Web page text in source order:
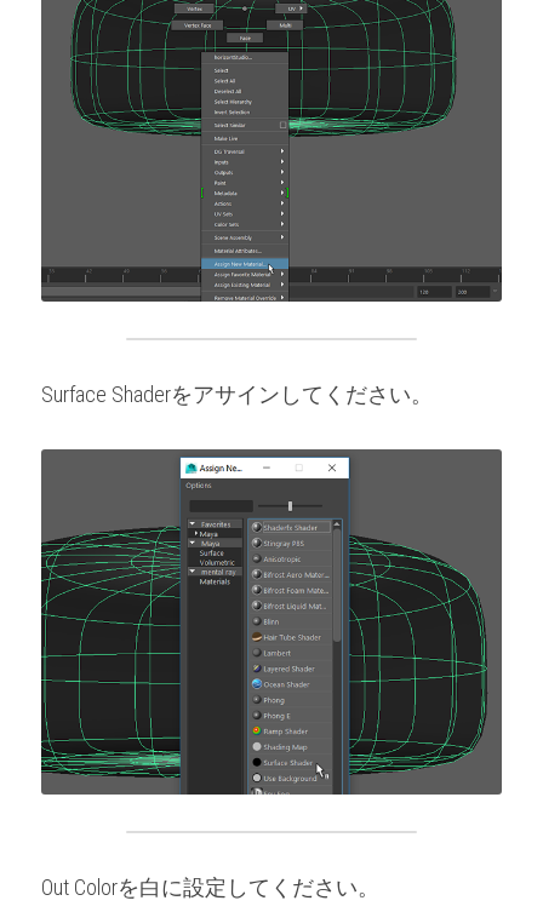
Surface Shaderをアサインしてください。
Out Colorを白に設定してください。